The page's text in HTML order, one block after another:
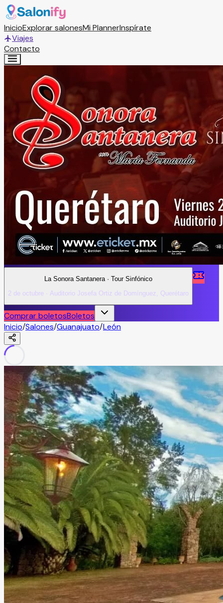
InicioExplorar salonesMi PlannerInspírate
Viajes
Contacto
La Sonora Santanera · Tour Sinfónico
2 de octubre · Auditorio Josefa Ortiz de Domínguez, Querétaro
Comprar boletosBoletos
Inicio/Salones/Guanajuato/León